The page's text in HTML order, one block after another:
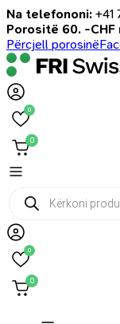
Na telefononi: +41
Porositë 60. -CHF
Përcjell porosinë
0
0
Products
search
0
0